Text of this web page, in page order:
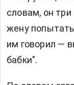
словам, он
жену
им говорил —
бабки".